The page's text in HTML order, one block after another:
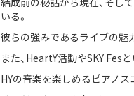
いる。
彼らの強みであるライブの魅
また、HeartY活動やSKY Fes
HYの音楽を楽しめるピアノス